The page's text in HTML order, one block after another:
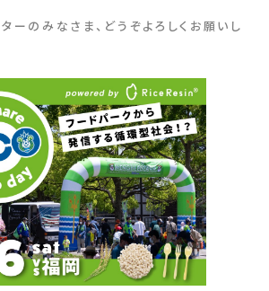
ーのみなさま、どうぞよろしくお願いし